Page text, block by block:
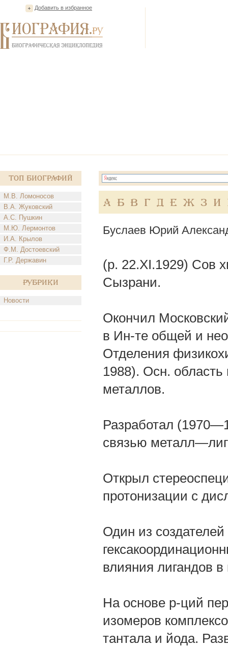
Добавить в избранное
Топ Биографий
М.В. Ломоносов
В.А. Жуковский
А.С. Пушкин
М.Ю. Лермонтов
И.А. Крылов
Ф.М. Достоевский
Г.Р. Державин
Рубрики
Новости
А Б В Г Д Е Ж З И
Буслаев Юрий
(р. 22.XI.1929) Сов
Сызрани.
Окончил
в Ин-те общей и
Отделения
1988). Осн.
металлов.
Разработал
связью
Открыл
протонизации с
Один из
влияния лигандов
На основе р-ций
изомеров
тантала и йода.